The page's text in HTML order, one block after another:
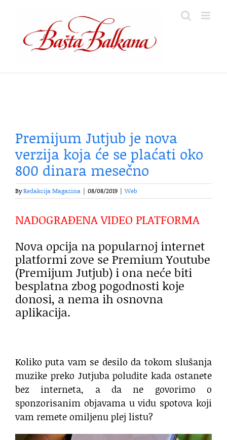
content
Premijum Jutjub je nova
verzija koja će se plaćati oko
800 dinara mesečno
ByRedakcija Magazina 08/08/2019 Web
NADOGRAĐENA VIDEO PLATFORMA
Nova opcija na popularnoj internet
platformi zove se Premium Youtube
(Premijum Jutjub) i ona neće biti
besplatna zbog pogodnosti koje
donosi, a nema ih osnovna
aplikacija.
Koliko puta vam se desilo da tokom slušanja
muzike preko Jutjuba poludite kada ostanete
bez interneta, a da ne govorimo o
sponzorisanim objavama u vidu spotova koji
vam remete omiljenu plej listu?